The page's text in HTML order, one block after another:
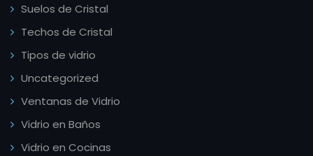
Suelos de Cristal
Techos de Cristal
Tipos de vidrio
Uncategorized
Ventanas de Vidrio
Vidrio en Baños
Vidrio en Cocinas